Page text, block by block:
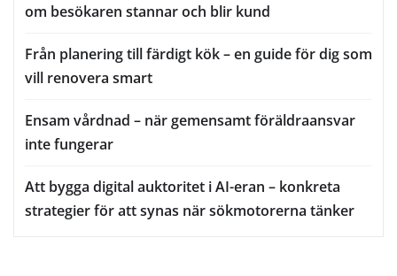
om besökaren stannar och blir kund
Från planering till färdigt kök – en guide för dig som
vill renovera smart
Ensam vårdnad – när gemensamt föräldraansvar
inte fungerar
Att bygga digital auktoritet i AI-eran – konkreta
strategier för att synas när sökmotorerna tänker